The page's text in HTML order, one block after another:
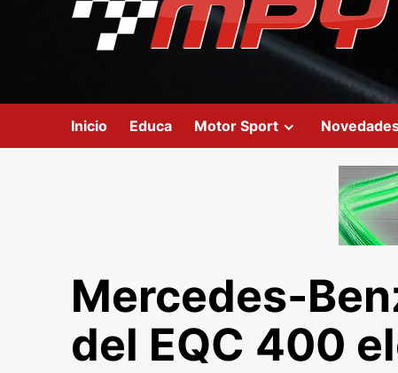
Inicio Educa Motor Sport
Mercedes-
del EQC 400